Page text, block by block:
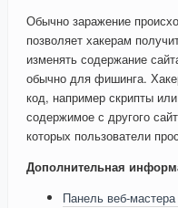
Обычно заражение
позволяет хакерам
изменять содержание
обычно для фишинга.
код, например скрипты
содержимое с другого
которых пользователи
Дополнительная
Панель веб-